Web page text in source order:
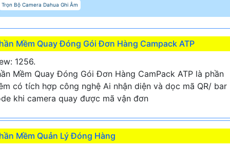
Trọn Bộ Camera Dahua Ghi Âm
Mềm Quay Đóng Gói Đơn Hàng Campack ATP
1256.
Mềm Quay Đóng Gói Đơn Hàng CamPack ATP là phần
có tích hợp công nghệ Ai nhận diện và dọc mã QR/ bar
khi camera quay được mã vận đơn
Mềm Quản Lý Đóng Hàng